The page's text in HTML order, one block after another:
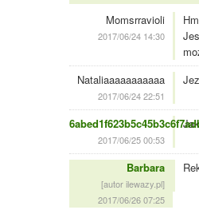
Momsrravioli
2017/06/24 14:30
Nataliaaaaaaaaaaa
2017/06/24 22:51
2017/06/25 00:53
Barbara
[autor ilewazy.pl]
2017/06/26 07:25